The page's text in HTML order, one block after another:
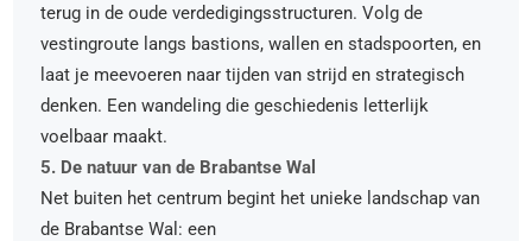
terug in de oude verdedigingsstructuren. Volg de
vestingroute langs bastions, wallen en stadspoorten, en
laat je meevoeren naar tijden van strijd en strategisch
denken. Een wandeling die geschiedenis letterlijk
voelbaar maakt.
5. De natuur van de Brabantse Wal
Net buiten het centrum begint het unieke landschap van
de Brabantse Wal: een